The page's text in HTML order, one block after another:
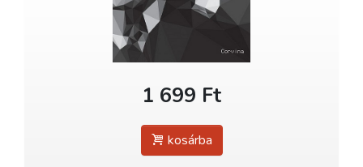
1 699 Ft
kosárba